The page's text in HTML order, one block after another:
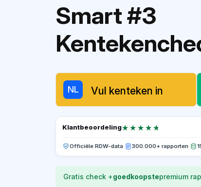
Smart #3
NL
Klantbeoordeling★★★★★
★★★★★
Officiële RDW-data· 300.000+ rapporten·
Gratis check +goedkoopstepremium